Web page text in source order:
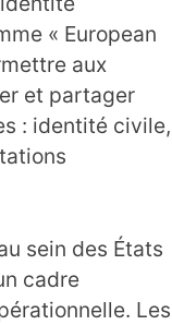
« European
aux
et partager
: identité civile,
sein des États
cadre
Les